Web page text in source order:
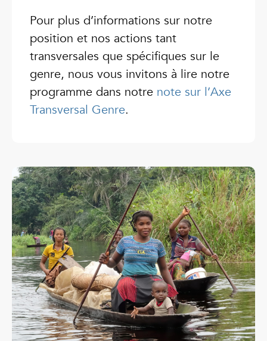
Pour plus d’informations sur notre
position et nos actions tant
transversales que spécifiques sur le
genre, nous vous invitons à lire notre
programme dans notre note sur l’Axe
Transversal Genre.